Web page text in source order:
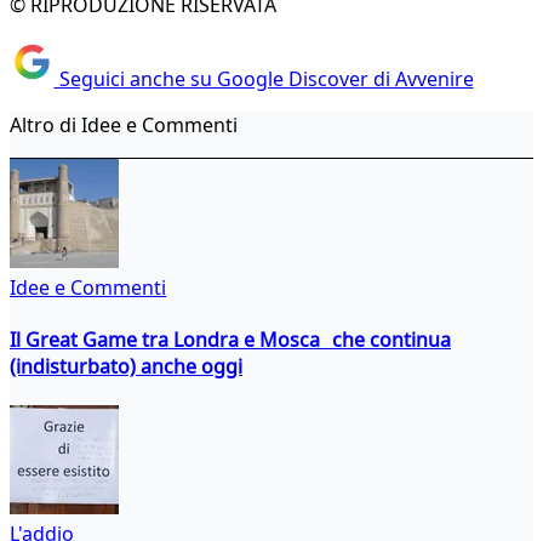
Seguici anche su Google Discover di Avvenire
Altro di Idee e Commenti
Idee e Commenti
Il Great Game tra Londra e Mosca che continua
(indisturbato) anche oggi
L'addio